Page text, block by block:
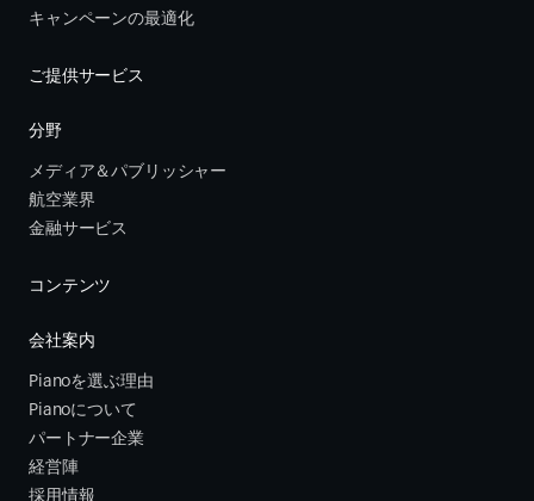
キャンペーンの最適化
ご提供サービス
分野
メディア＆パブリッシャー
航空業界
金融サービス
コンテンツ
会社案内
Pianoを選ぶ理由
Pianoについて
パートナー企業
経営陣
採用情報